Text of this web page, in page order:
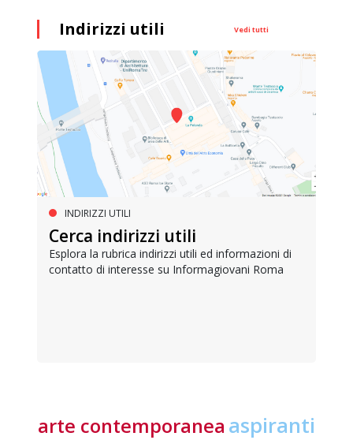
Indirizzi utili Vedi tutti
INDIRIZZI UTILI
Cerca indirizzi utili
Esplora la rubrica indirizzi utili ed informazioni di
contatto di interesse su Informagiovani Roma
arte contemporanea aspiranti